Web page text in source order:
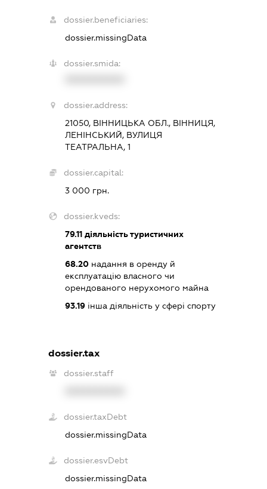
dossier.beneficiaries:
dossier.missingData
dossier.smida:
dossier.address:
21050, ВІННИЦЬКА ОБЛ., ВІННИЦЯ,
ЛЕНІНСЬКИЙ, ВУЛИЦЯ
ТЕАТРАЛЬНА, 1
dossier.capital:
3 000 грн.
dossier.kveds:
79.11діяльність туристичних
агентств
68.20надання в оренду й
експлуатацію власного чи
орендованого нерухомого майна
93.19інша діяльність у сфері спорту
dossier.tax
dossier.staff
dossier.taxDebt
dossier.missingData
dossier.esvDebt
dossier.missingData